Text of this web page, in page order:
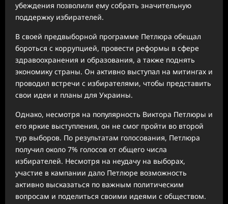
убеждения позволили ему собрать значительную
поддержку избирателей.
В своей предвыборной программе Петлюра обещал
бороться с коррупцией, провести реформы в сфере
здравоохранения и образования, а также поднять
экономику страны. Он активно выступал на митингах и
проводил встречи с избирателями, чтобы представить
свои идеи и планы для Украины.
Однако, несмотря на популярность Виктора Петлюры и
его яркие выступления, он не смог пройти во второй
тур выборов. По результатам голосования, Петлюра
получил около 7% голосов от общего числа
избирателей. Несмотря на неудачу на выборах,
участие в кампании дало Петлюре возможность
активно высказаться по важным политическим
вопросам и поделиться своими идеями с обществом.